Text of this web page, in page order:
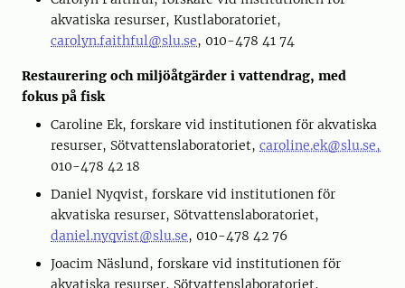
akvatiska resurser, Kustlaboratoriet,
carolyn.faithful@slu.se, 010-478 41 74
Restaurering och miljöåtgärder i vattendrag, med
fokus på fisk
Caroline Ek, forskare vid institutionen för akvatiska
resurser, Sötvattenslaboratoriet, caroline.ek@slu.se,
010-478 42 18
Daniel Nyqvist, forskare vid institutionen för
akvatiska resurser, Sötvattenslaboratoriet,
daniel.nyqvist@slu.se, 010-478 42 76
Joacim Näslund, forskare vid institutionen för
akvatiska resurser, Sötvattenslaboratoriet,